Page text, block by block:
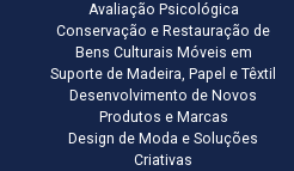
Avaliação Psicológica
Conservação e Restauração de
Bens Culturais Móveis em
Suporte de Madeira, Papel e Têxtil
Desenvolvimento de Novos
Produtos e Marcas
Design de Moda e Soluções
Criativas